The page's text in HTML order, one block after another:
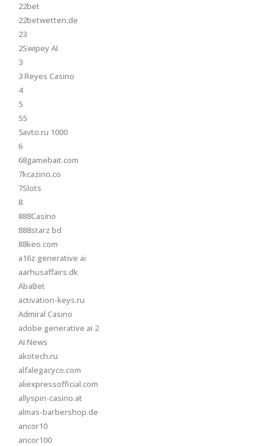
22bet
22betwetten.de
23
2Swipey AI
3
3 Reyes Casino
4
5
55
5avto.ru 1000
6
68gamebait.com
7kcazino.co
7Slots
8
888Casino
888starz bd
88keo.com
a16z generative ai
aarhusaffairs.dk
AbaBet
activation-keys.ru
Admiral Casino
adobe generative ai 2
AI News
akotech.ru
alfalegacyco.com
aliexpressofficial.com
allyspin-casino.at
almas-barbershop.de
ancor10
ancor100